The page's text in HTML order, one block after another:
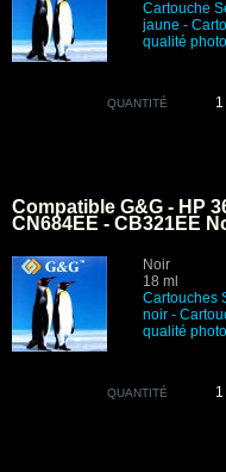
Cartouche
jaune -
qualité photo
QUANTITÉ
Compatible G&G - HP
CN684EE - CB321EE
Noir
18 ml
Cartouches
noir -
qualité photo
QUANTITÉ